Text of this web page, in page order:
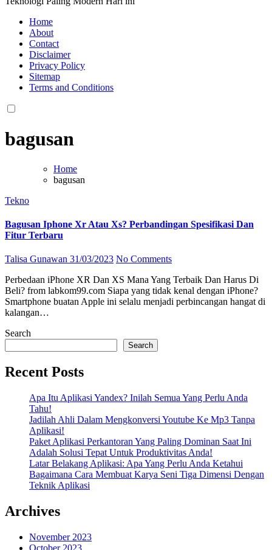
Home
About
Contact
Disclaimer
Privacy Policy
Sitemap
Terms and Conditions
bagusan
Home
bagusan
Tekno
Bagusan Iphone Xr Atau Xs? Perbandingan Spesifikasi Dan
Fitur Terbaru
Talisa Gunawan 31/03/2023 No Comments
Perbedaan iPhone XR Dan XS Mana Yang Terbaik Dan Harus Di
Beli? from labkom99.com Siapa yang tidak kenal dengan iPhone?
Smartphone buatan Apple ini selalu menjadi perbincangan hangat di
kalangan…
Search
Search
Recent Posts
Apa Itu Aplikasi Yandex? Inilah Semua Yang Perlu Anda
Tahu!
Jadilah Ahli Dalam Mengkonversi Youtube Ke Mp3 Tanpa
Aplikasi!
Paket Aplikasi Perkantoran Yang Paling Dominan Saat Ini
Adalah Solusi Tepat Untuk Produktivitas Anda!
Latar Belakang Aplikasi: Apa Yang Perlu Anda Ketahui
Bagaimana Cara Membuat Karya Seni Tiga Dimensi Dengan
Teknik Aplikasi
Archives
November 2023
October 2023